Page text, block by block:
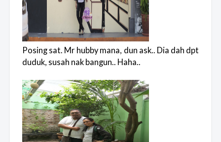
Posing sat. Mr hubby mana, dun ask.. Dia dah dpt
duduk, susah nak bangun.. Haha..